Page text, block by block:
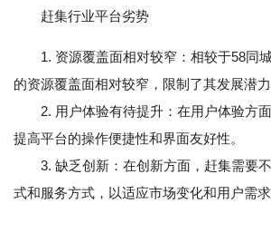
赶集行业平台劣势
1. 资源覆盖面相对较窄：相较于58同
的资源覆盖面相对较窄，限制了其发展潜力
2. 用户体验有待提升：在用户体验方面
提高平台的操作便捷性和界面友好性。
3. 缺乏创新：在创新方面，赶集需要不
式和服务方式，以适应市场变化和用户需求